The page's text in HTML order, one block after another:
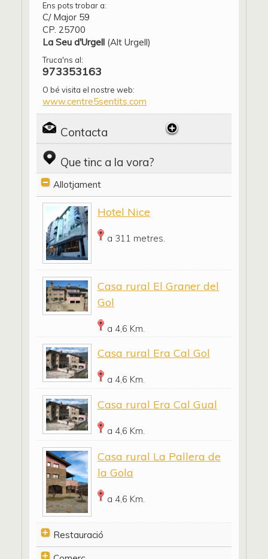
Ens pots trobar a:
C/ Major 59
CP. 25700
La Seu d'Urgell (Alt Urgell)
Truca'ns al:
973353163
O bé visita el nostre web:
www.centre5sentits.com
Contacta
Que tinc a la vora?
Allotjament
Hotel Nice
a 311 metres.
Casa rural El Graner del
Gol
a 4,6 Km.
Casa rural Era Cal Gol
a 4,6 Km.
Casa rural Era Cal Gual
a 4,6 Km.
Casa rural La Pallera de
la Gola
a 4,6 Km.
Restauració